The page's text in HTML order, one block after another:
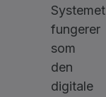
Systemet
fungerer
som
den
digitale